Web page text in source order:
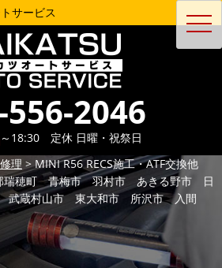
サービス
2046
～18:30 定休 日曜・祝祭日
理 >MINI R56 RECS施工・ATF交換他
瑞穂町 青梅市 羽村市 あきる野市 日
蔵村山市 東大和市 所沢市 入間